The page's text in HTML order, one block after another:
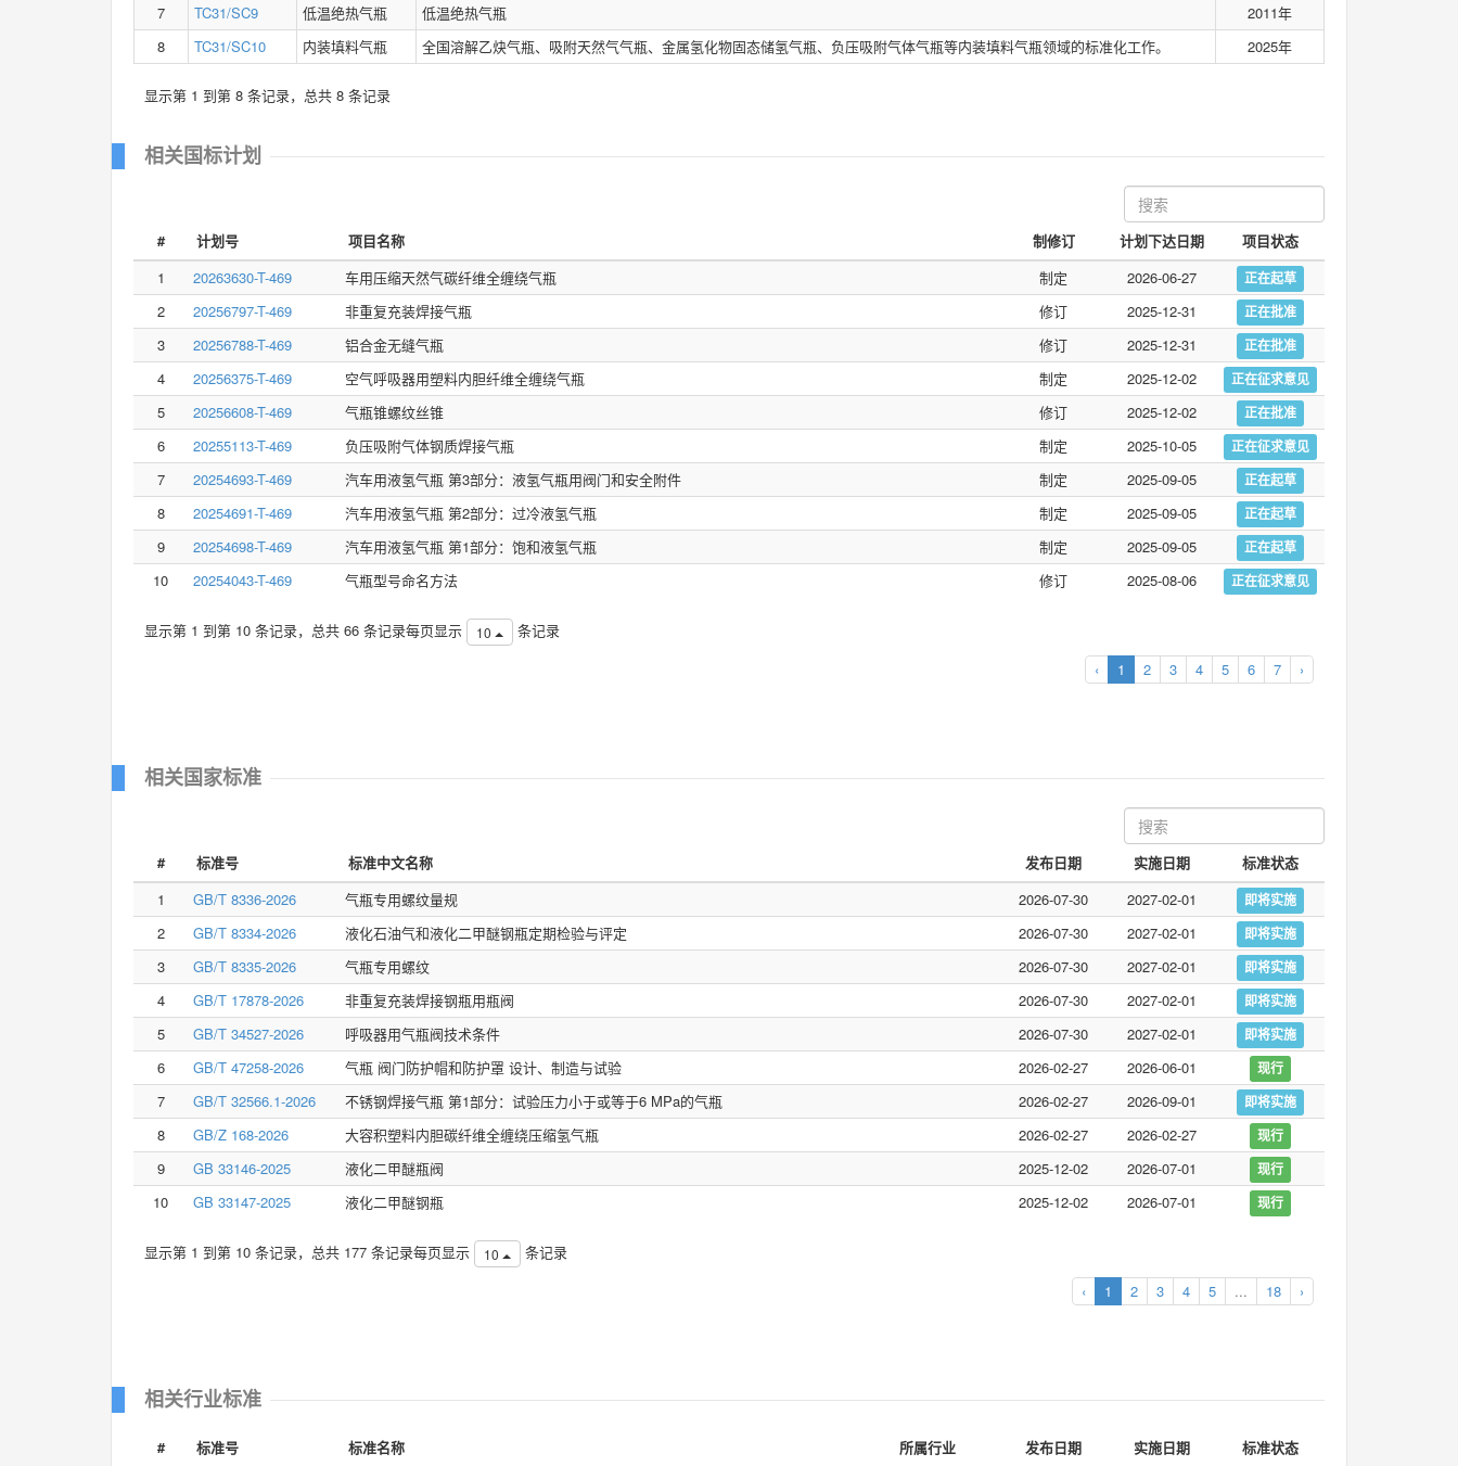
7
TC31/SC9 低温绝热气瓶 低温绝热气瓶
2011年
8
TC31/SC10 内装填料气瓶 全国溶解乙炔气瓶、吸附天然气气瓶、金属氢化物固态储氢气瓶、负压吸附气体气瓶等内装填料气瓶领域的标准化工作。 2025年
显示第 1 到第 8 条记录，总共 8 条记录
相关国标计划
# 计划号 项目名称 制修订 计划下达日期
项目状态
1
20263630-T-469 车用压缩天然气碳纤维全缠绕气瓶 制定 2026-06-27 正在起草
2 20256797-T-469 非重复充装焊接气瓶 修订 2025-12-31 正在批准
3 20256788-T-469 铝合金无缝气瓶 修订 2025-12-31 正在批准
4 20256375-T-469 空气呼吸器用塑料内胆纤维全缠绕气瓶 制定 2025-12-02 正在征求意见
5 20256608-T-469 气瓶锥螺纹丝锥 修订 2025-12-02 正在批准
6 20255113-T-469 负压吸附气体钢质焊接气瓶 制定 2025-10-05 正在征求意见
7 20254693-T-469 汽车用液氢气瓶 第3部分：液氢气瓶用阀门和安全附件 制定 2025-09-05 正在起草
8 20254691-T-469 汽车用液氢气瓶 第2部分：过冷液氢气瓶 制定 2025-09-05 正在起草
9 20254698-T-469 汽车用液氢气瓶 第1部分：饱和液氢气瓶 制定 2025-09-05 正在起草
10 20254043-T-469 气瓶型号命名方法 修订 2025-08-06 正在征求意见
显示第 1 到第 10 条记录，总共 66 条记录每页显示 10
条记录
‹
1 2 3 4 5 6 7 ›
相关国家标准
# 标准号 标准中文名称 发布日期 实施日期
标准状态
1
GB/T 8336-2026 气瓶专用螺纹量规 2026-07-30 2027-02-01 即将实施
2 GB/T 8334-2026 液化石油气和液化二甲醚钢瓶定期检验与评定 2026-07-30 2027-02-01 即将实施
3 GB/T 8335-2026 气瓶专用螺纹 2026-07-30 2027-02-01 即将实施
4 GB/T 17878-2026 非重复充装焊接钢瓶用瓶阀 2026-07-30 2027-02-01 即将实施
5 GB/T 34527-2026 呼吸器用气瓶阀技术条件 2026-07-30 2027-02-01 即将实施
6 GB/T 47258-2026 气瓶 阀门防护帽和防护罩 设计、制造与试验 2026-02-27 2026-06-01 现行
7 GB/T 32566.1-2026 不锈钢焊接气瓶 第1部分：试验压力小于或等于6 MPa的气瓶 2026-02-27 2026-09-01 即将实施
8 GB/Z 168-2026 大容积塑料内胆碳纤维全缠绕压缩氢气瓶 2026-02-27 2026-02-27 现行
9 GB 33146-2025 液化二甲醚瓶阀 2025-12-02 2026-07-01 现行
10 GB 33147-2025 液化二甲醚钢瓶 2025-12-02 2026-07-01 现行
显示第 1 到第 10 条记录，总共 177 条记录每页显示 10
条记录
‹
1 2 3 4 5 ... 18 ›
相关行业标准
# 标准号 标准名称 所属行业 发布日期 实施日期 标准状态